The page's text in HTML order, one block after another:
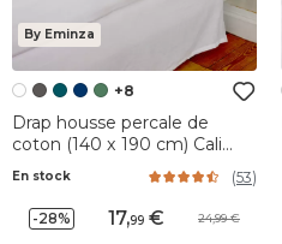
By Eminza
+8
Drap housse percale de
coton (140 x 190 cm) Cali
En stock (53)
-28% 17,99 24,99